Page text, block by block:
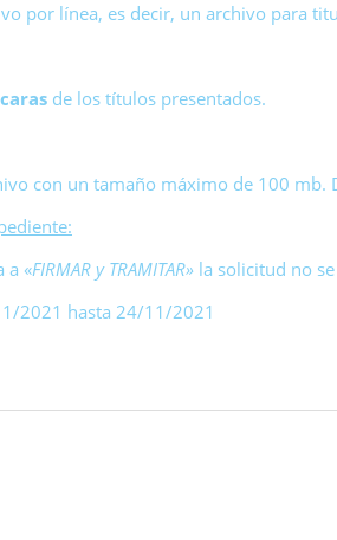
por línea, es decir, un archivo para
de los títulos presentados.
con un tamaño máximo de 100 mb.
a «FIRMAR y TRAMITAR» la solicitud no
2021 hasta 24/11/2021